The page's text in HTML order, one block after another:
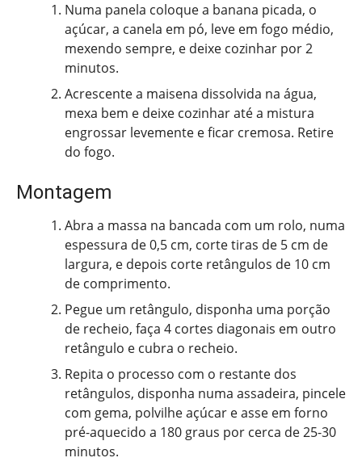
Numa panela coloque a banana picada, o
açúcar, a canela em pó, leve em fogo médio,
mexendo sempre, e deixe cozinhar por 2
minutos.
Acrescente a maisena dissolvida na água,
mexa bem e deixe cozinhar até a mistura
engrossar levemente e ficar cremosa. Retire
do fogo.
Montagem
Abra a massa na bancada com um rolo, numa
espessura de 0,5 cm, corte tiras de 5 cm de
largura, e depois corte retângulos de 10 cm
de comprimento.
Pegue um retângulo, disponha uma porção
de recheio, faça 4 cortes diagonais em outro
retângulo e cubra o recheio.
Repita o processo com o restante dos
retângulos, disponha numa assadeira, pincele
com gema, polvilhe açúcar e asse em forno
pré-aquecido a 180 graus por cerca de 25-30
minutos.